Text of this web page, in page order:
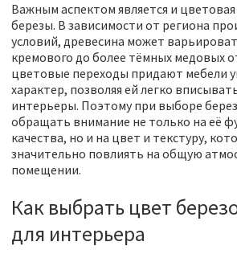
Важным аспектом является и
березы. В зависимости от региона
условий, древесина может
кремового до более тёмных медовых
цветовые переходы придают мебели
характер, позволяя ей легко
интерьеры. Поэтому при выборе
обращать внимание не только на её
качества, но и на цвет и текстуру,
значительно повлиять на общую
помещении.
Как выбрать цвет
для интерьера